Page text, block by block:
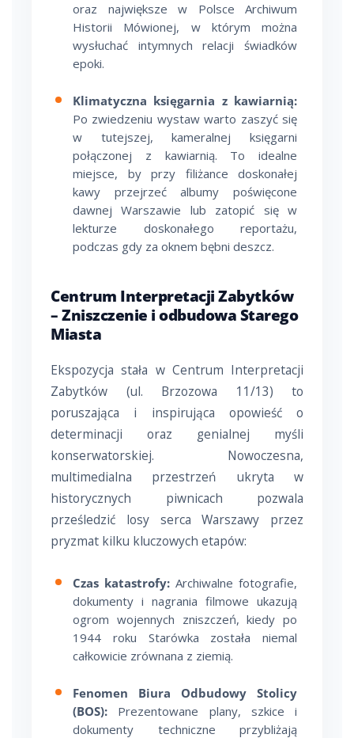
oraz największe w Polsce Archiwum
Historii Mówionej, w którym można
wysłuchać intymnych relacji świadków
epoki.
Klimatyczna księgarnia z kawiarnią:
Po zwiedzeniu wystaw warto zaszyć się
w tutejszej, kameralnej księgarni
połączonej z kawiarnią. To idealne
miejsce, by przy filiżance doskonałej
kawy przejrzeć albumy poświęcone
dawnej Warszawie lub zatopić się w
lekturze doskonałego reportażu,
podczas gdy za oknem bębni deszcz.
Centrum Interpretacji Zabytków
– Zniszczenie i odbudowa Starego
Miasta
Ekspozycja stała w Centrum Interpretacji
Zabytków (ul. Brzozowa 11/13) to
poruszająca i inspirująca opowieść o
determinacji oraz genialnej myśli
konserwatorskiej. Nowoczesna,
multimedialna przestrzeń ukryta w
historycznych piwnicach pozwala
prześledzić losy serca Warszawy przez
pryzmat kilku kluczowych etapów:
Czas katastrofy: Archiwalne fotografie,
dokumenty i nagrania filmowe ukazują
ogrom wojennych zniszczeń, kiedy po
1944 roku Starówka została niemal
całkowicie zrównana z ziemią.
Fenomen Biura Odbudowy Stolicy
(BOS): Prezentowane plany, szkice i
dokumenty techniczne przybliżają